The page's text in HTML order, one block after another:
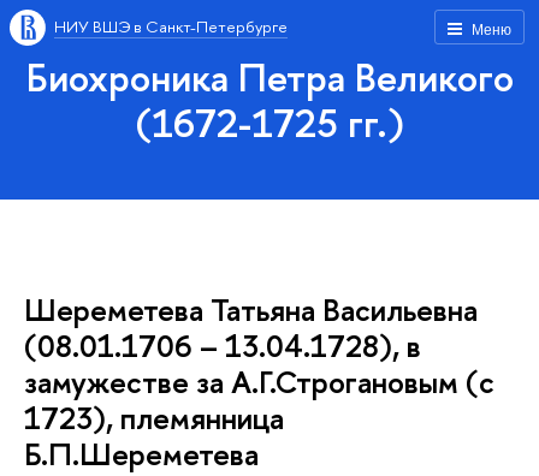
Меню
НИУ ВШЭ в Санкт-Петербурге
Биохроника Петра Великого
(1672-1725 гг.)
Шереметева Татьяна Васильевна
(08.01.1706 – 13.04.1728), в
замужестве за А.Г.Строгановым (с
1723), племянница
Б.П.Шереметева